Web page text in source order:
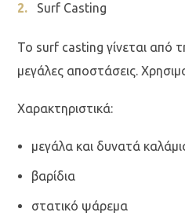
Surf Casting
Το surf casting γίνεται από
μεγάλες αποστάσεις.
Χαρακτηριστικά:
μεγάλα και δυνατά
βαρίδια
στατικό ψάρεμα